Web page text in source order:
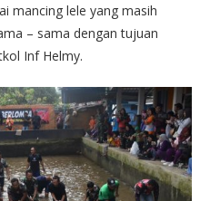
mancing lele yang masih
– sama dengan tujuan
Inf Helmy.